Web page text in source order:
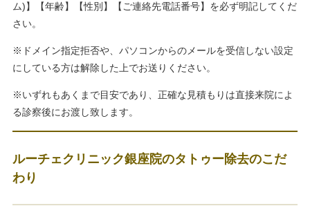
ム)】【年齢】【性別】【ご連絡先電話番号】を必ず明記してくだ
さい。
※ドメイン指定拒否や、パソコンからのメールを受信しない設定
にしている方は解除した上でお送りください。
※いずれもあくまで目安であり、正確な見積もりは直接来院によ
る診察後にお渡し致します。
ルーチェクリニック銀座院のタトゥー除去のこだ
わり